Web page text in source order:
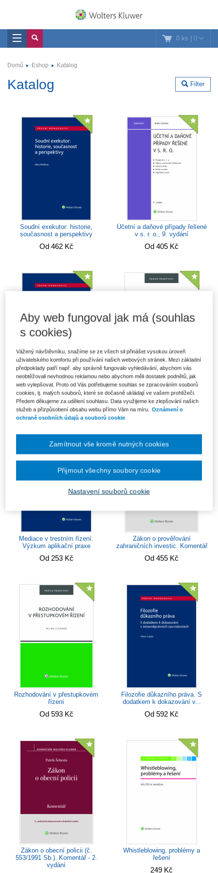
0 ks | 0
Domů Eshop Katalog
Filter
Katalog
Soudní exekutor: historie,
současnost a perspektivy
Od 462 Kč
Účetní a daňové případy řešené
v s. r. o., 9. vydání
Od 405 Kč
Nemajetková újma na zdraví a
její odčinění v České republice a
v...
Od 506 Kč
Poskytování zdravotních služeb
dětskému pacientovi
Od 246 Kč
Mediace v trestním řízení.
Výzkum aplikační praxe
Od 253 Kč
Zákon o prověřování
zahraničních investic. Komentář
Od 455 Kč
Rozhodování v přestupkovém
řízení
Od 593 Kč
Filozofie důkazního práva. S
dodatkem k dokazování v...
Od 592 Kč
Zákon o obecní policii (č.
553/1991 Sb.). Komentář - 2.
vydání
Whistleblowing, problémy a
řešení
249 Kč
Aby web fungoval jak má (souhlas
s cookies)
Vážený návštěvníku, snažíme se ze všech sil přinášet vysokou úroveň
uživatelského komfortu při používání našich webových stránek. Mezi základní
předpoklady patří např. aby správně fungovalo vyhledávání, abychom vás
neobtěžovali nevhodnou reklamou nebo abychom měli dostatek podnětů, jak
web vylepšovat. Proto od Vás potřebujeme souhlas se zpracováním souborů
cookies, tj. malých souborů, které se dočasně ukládají ve vašem prohlížeči.
Předem děkujeme za udělení souhlasu. Data využijeme ke zlepšování našich
služeb a přizpůsobení obsahu webu přímo Vám na míru. Oznámení o
ochraně osobních údajů a souborů cookie
Nastavení souborů cookie
Zamítnout vše kromě nutných cookies
Přijmout všechny soubory cookie